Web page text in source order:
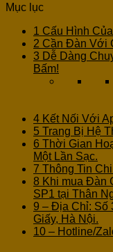
Mục lục
1 Cấu Hình
2 Cần Đàn Với
3 Dễ Dàng
Bấm!
4 Kết Nối Với
5 Trang Bị Hệ
6 Thời Gian
Một Lần Sạc.
7 Thông Tin
8 Khi mua Đàn
SP1 tại Thân
9 – Địa Chỉ: Số
Giấy, Hà Nội.
10 – Hotline/